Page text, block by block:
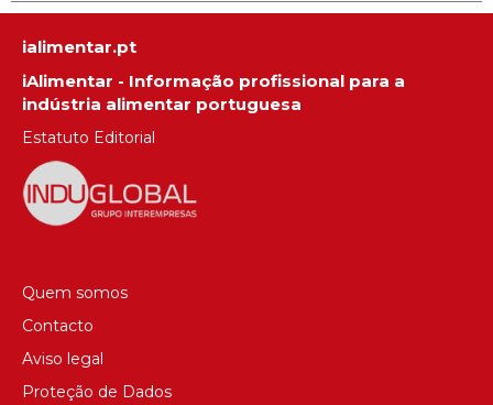
ialimentar.pt
iAlimentar - Informação profissional para a
indústria alimentar portuguesa
Estatuto Editorial
Quem somos
Contacto
Aviso legal
Proteção de Dados